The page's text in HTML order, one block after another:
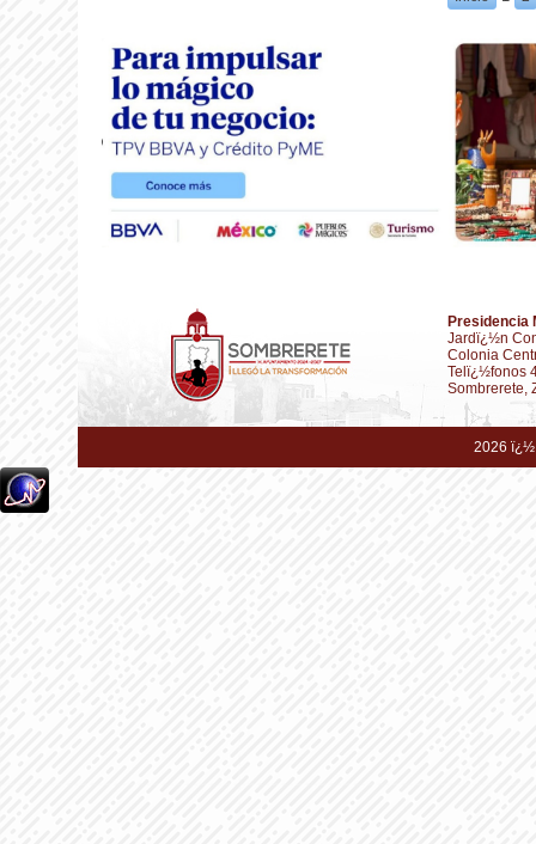
Presidencia
Jardï¿½n
Colonia
Telï¿½fonos
Sombrerete,
2026 ï¿½